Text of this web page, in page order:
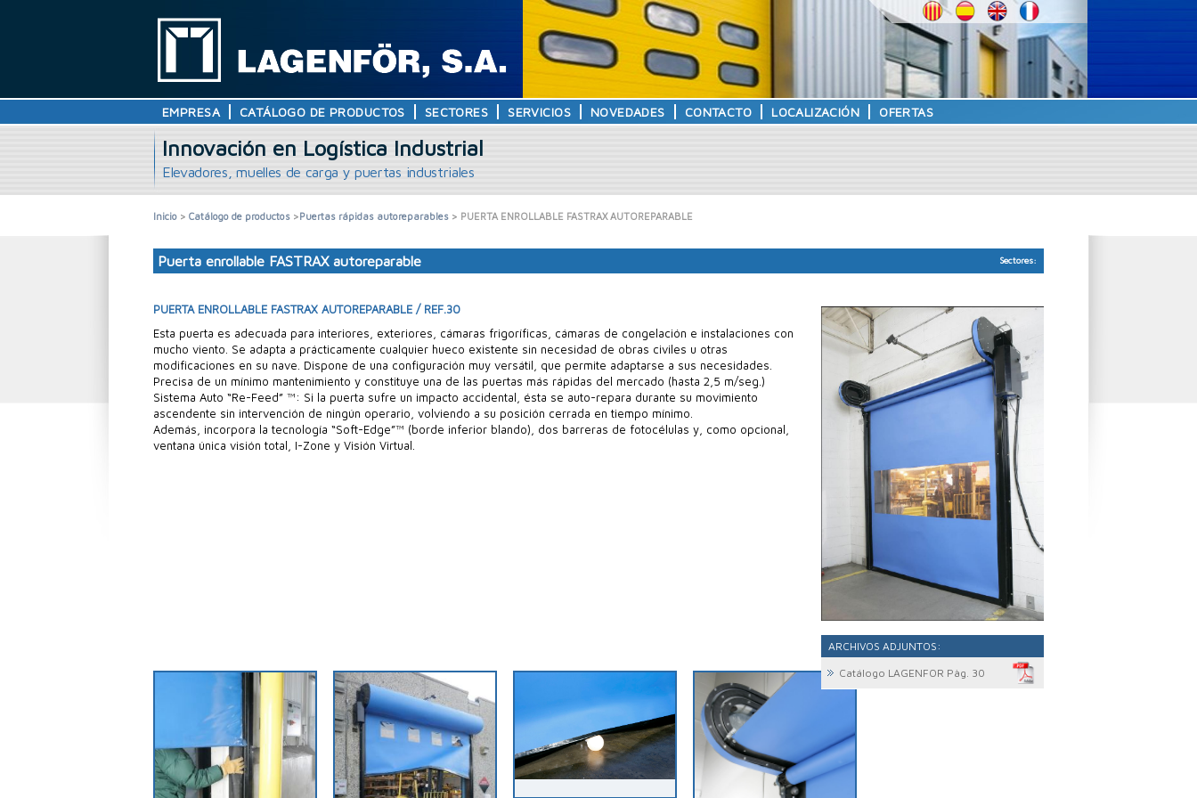
EMPRESA CATÁLOGO DE PRODUCTOS SECTORES SERVICIOS NOVEDADES CONTACTO LOCALIZACIÓN OFERTAS
Innovación en Logística Industrial
Elevadores, muelles de carga y puertas industriales
Inicio > Catálogo de productos >Puertas rápidas autoreparables > PUERTA ENROLLABLE FASTRAX AUTOREPARABLE
Puerta enrollable FASTRAX autoreparable Sectores:
PUERTA ENROLLABLE FASTRAX AUTOREPARABLE / REF.30
Esta puerta es adecuada para interiores, exteriores, cámaras frigoríficas, cámaras de congelación e instalaciones con
mucho viento. Se adapta a prácticamente cualquier hueco existente sin necesidad de obras civiles u otras
modificaciones en su nave. Dispone de una configuración muy versátil, que permite adaptarse a sus necesidades.
Precisa de un mínimo mantenimiento y constituye una de las puertas más rápidas del mercado (hasta 2,5 m/seg.)
Sistema Auto “Re-Feed” ™: Si la puerta sufre un impacto accidental, ésta se auto-repara durante su movimiento
ascendente sin intervención de ningún operario, volviendo a su posición cerrada en tiempo mínimo.
Además, incorpora la tecnología “Soft-Edge”™ (borde inferior blando), dos barreras de fotocélulas y, como opcional,
ventana única visión total, I-Zone y Visión Virtual.
ARCHIVOS ADJUNTOS:
Catálogo LAGENFOR Pàg. 30